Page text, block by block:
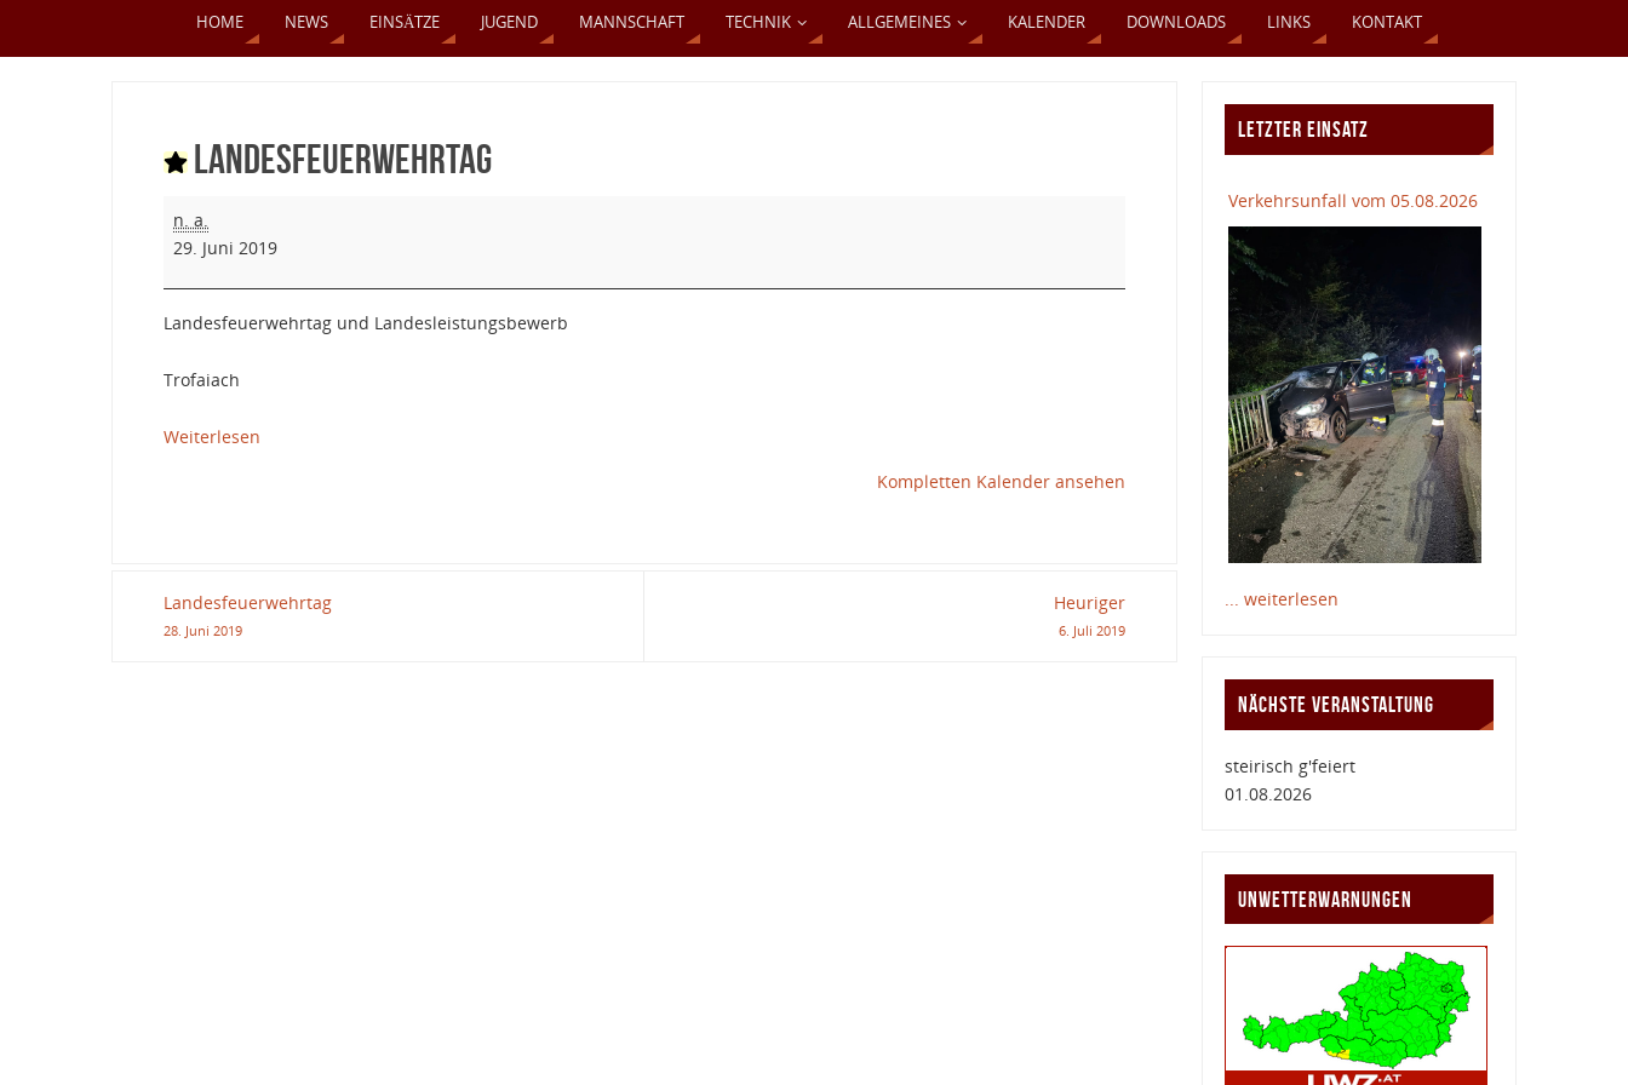
HOME NEWS EINSÄTZE JUGEND MANNSCHAFT TECHNIK ALLGEMEINES KALENDER DOWNLOADS LINKS KONTAKT
Landesfeuerwehrtag
n. a.
29. Juni 2019
Landesfeuerwehrtag und Landesleistungsbewerb
Trofaiach
Weiterlesen
Kompletten Kalender ansehen
Landesfeuerwehrtag
28. Juni 2019
Heuriger
6. Juli 2019
LETZTER EINSATZ
Verkehrsunfall vom 05.08.2026
... weiterlesen
NÄCHSTE VERANSTALTUNG
steirisch g'feiert
01.08.2026
UNWETTERWARNUNGEN